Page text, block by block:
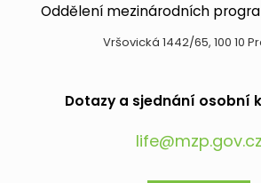
Oddělení mezinárodních
Vršovická 1442/65, 100 10
Dotazy a sjednání osobní
life@mzp.gov.cz